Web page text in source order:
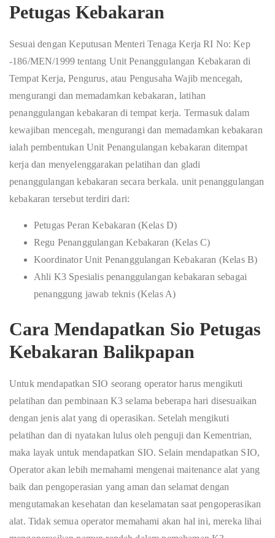
Petugas Kebakaran
Sesuai dengan Keputusan Menteri Tenaga Kerja RI No: Kep
-186/MEN/1999 tentang Unit Penanggulangan Kebakaran di
Tempat Kerja, Pengurus, atau Pengusaha Wajib mencegah,
mengurangi dan memadamkan kebakaran, latihan
penanggulangan kebakaran di tempat kerja. Termasuk dalam
kewajiban mencegah, mengurangi dan memadamkan kebakaran
ialah pembentukan Unit Penangulangan kebakaran ditempat
kerja dan menyelenggarakan pelatihan dan gladi
penanggulangan kebakaran secara berkala. unit penanggulangan
kebakaran tersebut terdiri dari:
Petugas Peran Kebakaran (Kelas D)
Regu Penanggulangan Kebakaran (Kelas C)
Koordinator Unit Penanggulangan Kebakaran (Kelas B)
Ahli K3 Spesialis penanggulangan kebakaran sebagai
penanggung jawab teknis (Kelas A)
Cara Mendapatkan Sio Petugas
Kebakaran Balikpapan
Untuk mendapatkan SIO seorang operator harus mengikuti
pelatihan dan pembinaan K3 selama beberapa hari disesuaikan
dengan jenis alat yang di operasikan. Setelah mengikuti
pelatihan dan di nyatakan lulus oleh penguji dan Kementrian,
maka layak untuk mendapatkan SIO. Selain mendapatkan SIO,
Operator akan lebih memahami mengenai maitenance alat yang
baik dan pengoperasian yang aman dan selamat dengan
mengutamakan kesehatan dan keselamatan saat pengoperasikan
alat. Tidak semua operator memahami akan hal ini, mereka lihai